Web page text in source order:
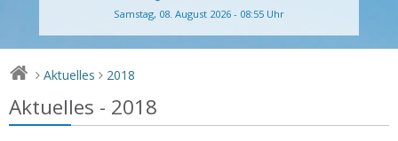
Samstag, 08. August 2026 - 08:55 Uhr
> Aktuelles > 2018
Aktuelles - 2018